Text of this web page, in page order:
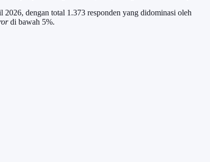
2026, dengan total 1.373 responden yang didominasi oleh
di bawah 5%.